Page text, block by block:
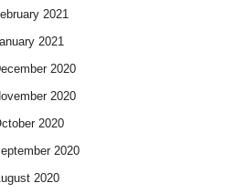
2021
2021
2020
2020
2020
2020
2020